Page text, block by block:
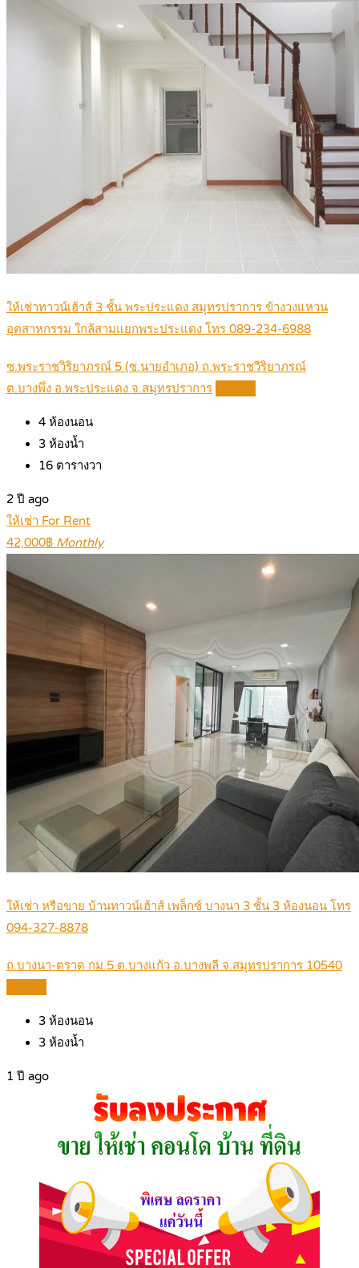
ให้เช่าทาวน์เฮ้าส์ 3 ชั้น พระประแดง สมุทรปราการ ข้างวงแหวน
อุตสาหกรรม ใกล้สามแยกพระประแดง โทร 089-234-6988
ซ.พระราชวิริยาภรณ์ 5 (ซ.นายอำเภอ) ถ.พระราชวีริยาภรณ์
ต.บางพึ่ง อ.พระประแดง จ.สมุทรปราการ
4 ห้องนอน
3 ห้องน้ำ
16 ตารางวา
2 ปี ago
ให้เช่า For Rent
42,000฿ Monthly
ให้เช่า หรือขาย บ้านทาวน์เฮ้าส์ เพล็กซ์ บางนา 3 ชั้น 3 ห้องนอน โทร
094-327-8878
ถ.บางนา-ตราด กม.5 ต.บางแก้ว อ.บางพลี จ.สมุทรปราการ 10540
3 ห้องนอน
3 ห้องน้ำ
1 ปี ago